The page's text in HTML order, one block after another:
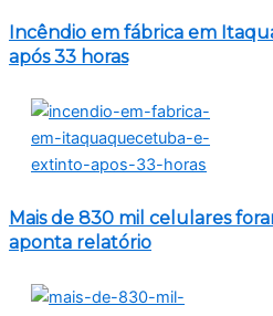
Incêndio em fábrica em
após 33 horas
Mais de 830 mil celulares
aponta relatório